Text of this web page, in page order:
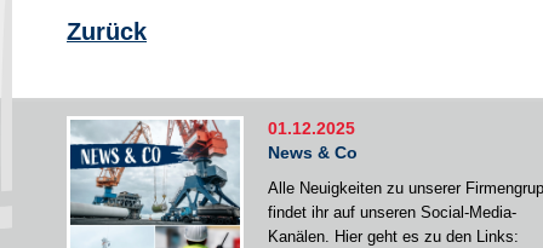
Zurück
01.12.2025
News & Co
Alle Neuigkeiten zu unserer
findet ihr auf unseren Social-Media-
Kanälen. Hier geht es zu den Links: